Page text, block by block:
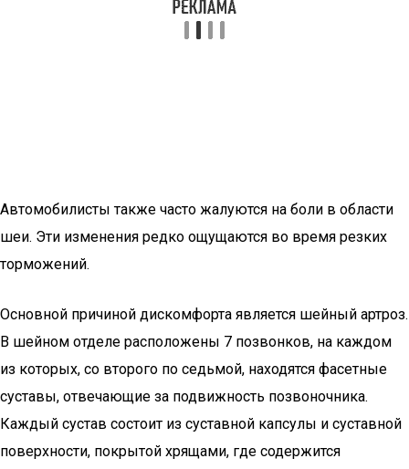
Автомобилисты также часто жалуются на боли в области
шеи. Эти изменения редко ощущаются во время резких
торможений.
Основной причиной дискомфорта является шейный артроз.
В шейном отделе расположены 7 позвонков, на каждом
из которых, со второго по седьмой, находятся фасетные
суставы, отвечающие за подвижность позвоночника.
Каждый сустав состоит из суставной капсулы и суставной
поверхности, покрытой хрящами, где содержится